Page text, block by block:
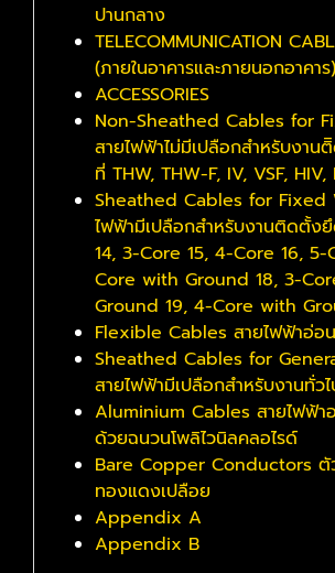
ปานกลาง
TELECOMMUNICATION
(ภายในอาคารและภายนอกอาคาร)
ACCESSORIES
Non-Sheathed Cables for
สายไฟฟ้าไม่มีเปลือกสำหรับงา
ที่ THW, THW-F, IV, VSF, HIV,
Sheathed Cables for Fixed
ไฟฟ้ามีเปลือกสำหรับงานติดตั้ง
14, 3-Core 15, 4-Core 16, 5-
Core with Ground 18, 3-
Ground 19, 4-Core with
Flexible Cables สายไฟฟ้าอ่อน
Sheathed Cables for
สายไฟฟ้ามีเปลือกสำหรับงานทั่ว
Aluminium Cables สายไฟฟ้า
ด้วยฉนวนโพลิไวนิลคลอไรด์
Bare Copper Conductors ตั
ทองแดงเปลือย
Appendix A
Appendix B